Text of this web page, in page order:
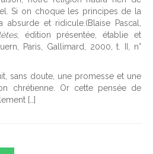
Si on choque les principes de la
et ridicule.(Blaise Pascal,
, édition présentée, établie et
Paris, Gallimard, 2000, t. II, n°
sans doute, une promesse et une
chrétienne. Or cette pensée de
[…]